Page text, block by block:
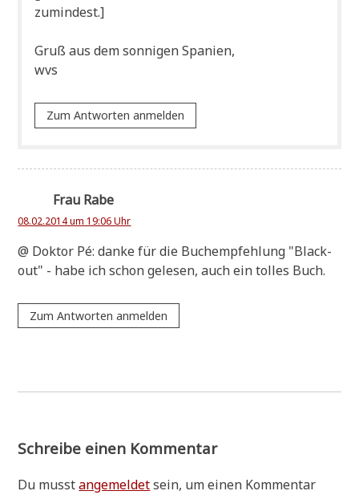
zumindest.]
Gruß aus dem son­ni­gen Spanien,
wvs
Zum Antworten anmelden
Frau Rabe
08.02.2014 um 19:06 Uhr
@ Dok­tor Pé: dan­ke für die Buch­emp­feh­lung "Black­
out" - habe ich schon gele­sen, auch ein tol­les Buch.
Zum Antworten anmelden
Schreibe einen Kommentar
Du musstangemeldetsein, um einen Kommentar